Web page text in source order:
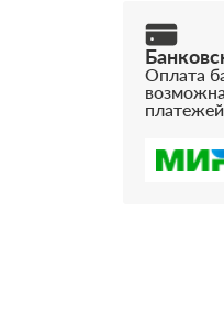
Оплата